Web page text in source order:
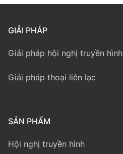
GIẢI PHÁP
Giải pháp hội nghị truyền hình
Giải pháp thoại liên lạc
SẢN PHẨM
Hội nghị truyền hình